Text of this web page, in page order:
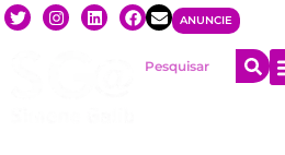
ANUNCIE